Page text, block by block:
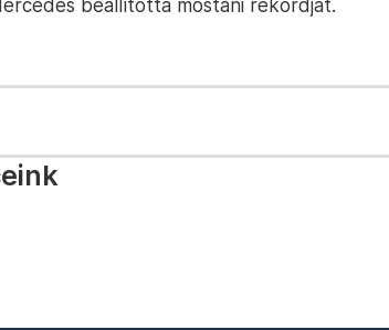
beállította mostani rekordját.